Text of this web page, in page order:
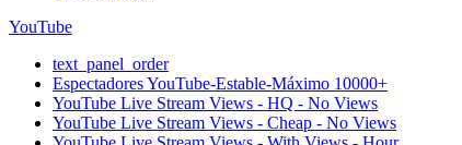
YouTube
text_panel_order
Espectadores YouTube-Estable-Máximo 10000+
YouTube Live Stream Views - HQ - No Views
YouTube Live Stream Views - Cheap - No Views